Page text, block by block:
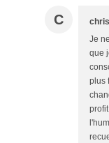
C
Je
que
plus